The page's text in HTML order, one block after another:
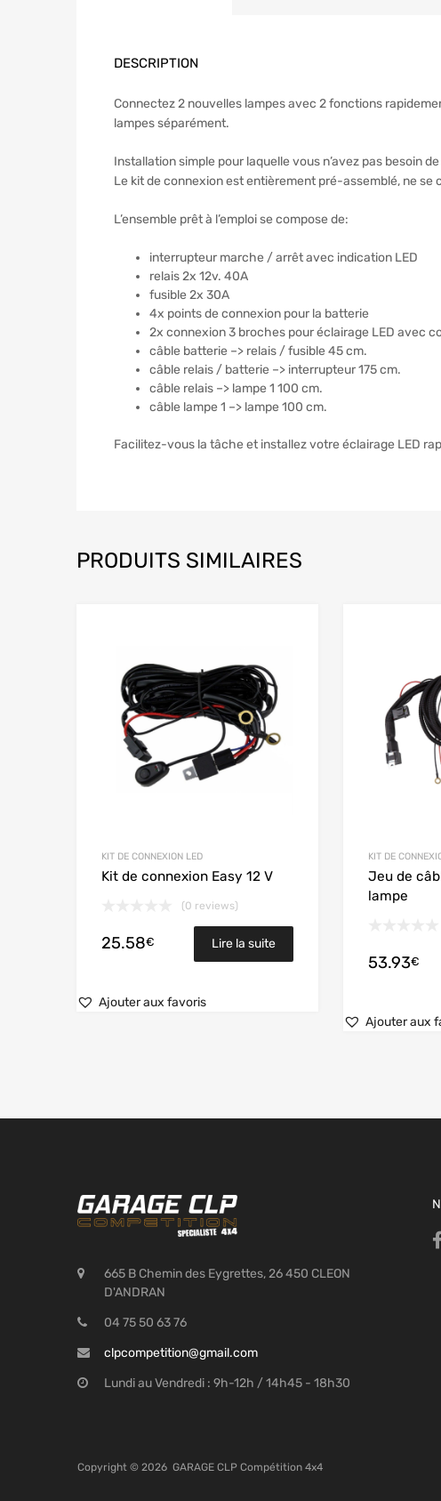
DESCRIPTION
Connectez 2 nouvelles lampes avec 2 fonctions
lampes séparément.
Installation simple pour laquelle vous n’avez pas besoin
Le kit de connexion est entièrement pré-assemblé, ne se
L’ensemble prêt à l’emploi se compose de:
interrupteur marche / arrêt avec indication LED
relais 2x 12v. 40A
fusible 2x 30A
4x points de connexion pour la batterie
2x connexion 3 broches pour éclairage LED avec
câble batterie –> relais / fusible 45 cm.
câble relais / batterie –> interrupteur 175 cm.
câble relais –> lampe 1 100 cm.
câble lampe 1 –> lampe 100 cm.
Facilitez-vous la tâche et installez votre éclairage LED
PRODUITS SIMILAIRES
KIT DE CONNEXION LED
Kit de connexion Easy 12 V
(0 reviews)
25.58€ Lire la suite
Ajouter aux favoris
KIT DE
Jeu de
lampe
53.93€
Ajouter aux
665 B Chemin des Eygrettes, 26 450 CLEON
D'ANDRAN
04 75 50 63 76
clpcompetition@gmail.com
Lundi au Vendredi : 9h-12h / 14h45 - 18h30
Copyright © 2026 GARAGE CLP Compétition 4x4